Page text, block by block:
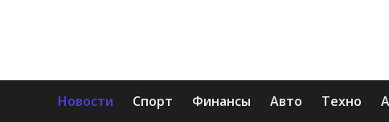
Новости Спорт Финансы Авто Техно